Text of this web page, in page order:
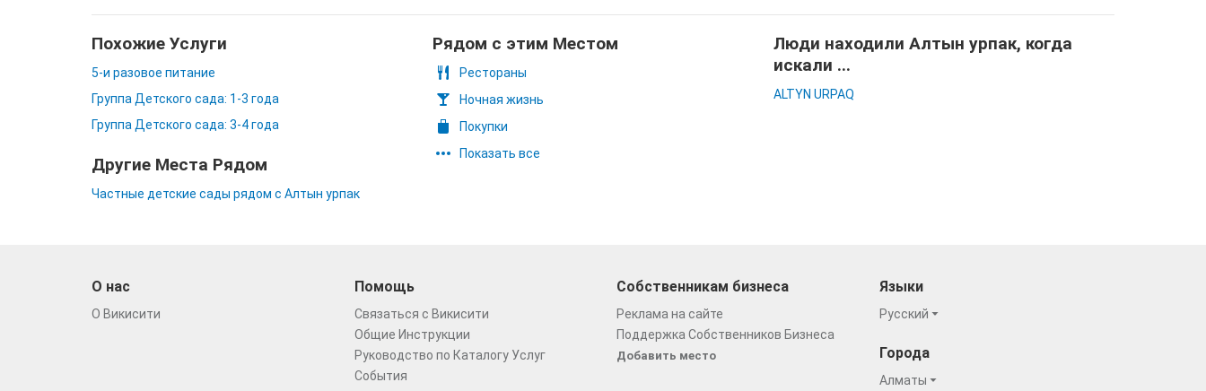
Похожие Услуги
5-и разовое питание
Группа Детского сада: 1-3 года
Группа Детского сада: 3-4 года
Другие Места Рядом
Частные детские сады рядом с Алтын урпак
Рядом с этим Местом
Рестораны
Ночная жизнь
Покупки
Показать все
Люди находили Алтын урпак, когда
искали ...
ALTYN URPAQ
О нас
О Викисити
Помощь
Связаться с Викисити
Общие Инструкции
Руководство по Каталогу Услуг
События
Собственникам бизнеса
Реклама на сайте
Поддержка Собственников Бизнеса
Добавить место
Языки
Русский
Города
Алматы